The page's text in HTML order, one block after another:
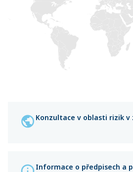
Konzultace v oblasti rizik v
Informace o předpisech a